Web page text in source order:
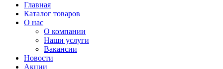
Главная
Каталог товаров
О нас
О компании
Наши услуги
Вакансии
Новости
Акции